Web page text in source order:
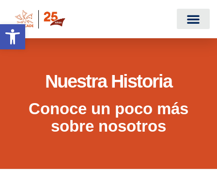
Abrir barra de herramientas
Nuestra Historia
Conoce un poco más
sobre nosotros